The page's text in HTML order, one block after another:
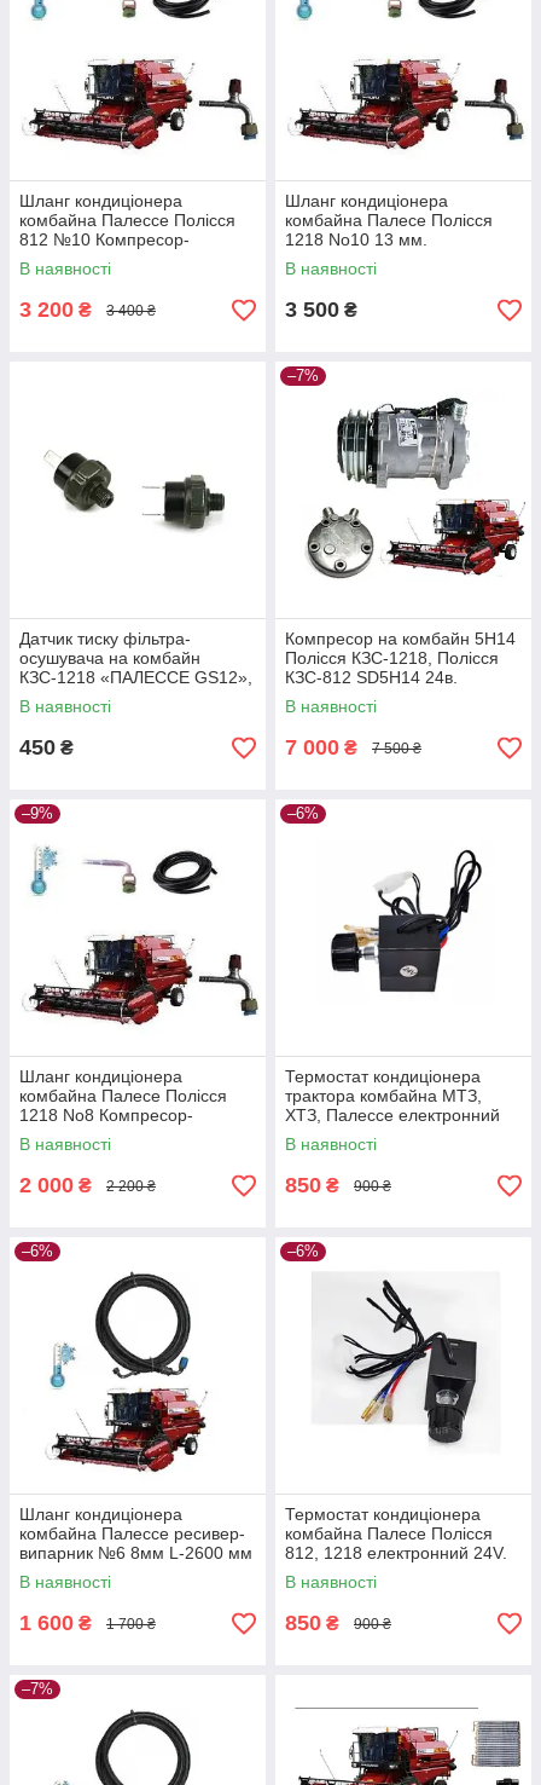
Шланг кондиціонера
комбайна Палессе Полісся
812 №10 Компресор-
Випарник (05-070400-00)
7300мм./
В наявності
3 200 ₴ 3 400 ₴
Шланг кондиціонера
комбайна Палесе Полісся
1218 No10 13 мм.
Компресор-випарник (05-
070400-00) 8000 мм.
В наявності
3 500 ₴
Датчик тиску фільтра-
осушувача на комбайн
КЗС-1218 «ПАЛЕССЕ GS12»,
GS812»
В наявності
450 ₴
–7%
Компресор на комбайн 5Н14
Полісся КЗС-1218, Полісся
КЗС-812 SD5H14 24в.
В наявності
7 000 ₴ 7 500 ₴
–9%
Шланг кондиціонера
комбайна Палесе Полісся
1218 No8 Компресор-
радіатор 3800 мм. (05-
070031-03)
В наявності
2 000 ₴ 2 200 ₴
–6%
Термостат кондиціонера
трактора комбайна МТЗ,
ХТЗ, Палессе електронний
24V. 09-000102-00 (З
вбудованим
В наявності
850 ₴ 900 ₴
–6%
Шланг кондиціонера
комбайна Палессе ресивер-
випарник №6 8мм L-2600 мм
812 (05-070300-00)
В наявності
1 600 ₴ 1 700 ₴
–6%
Термостат кондиціонера
комбайна Палесе Полісся
812, 1218 електронний 24V.
(З вбудованим резистором)
В наявності
850 ₴ 900 ₴
–7%